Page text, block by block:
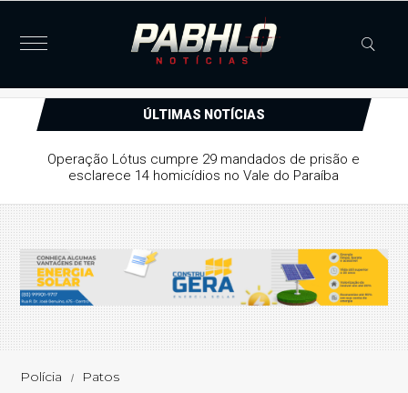
ÚLTIMAS NOTÍCIAS
Justiça concede liberdade provisória a suspeito de série
de furtos e arrombamentos em Patos
Polícia Patos